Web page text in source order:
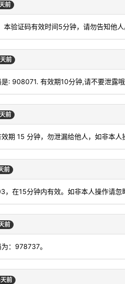
前
本验证码有效时间5分钟，请勿告知他人
前
是: 908071. 有效期10分钟,请不要泄露
前
期 15 分钟，勿泄漏给他人，如非本人
前
，在15分钟内有效。如非本人操作请忽
前
：978737。
前